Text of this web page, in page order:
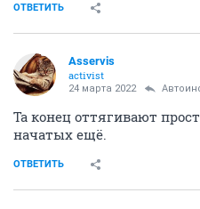
ОТВЕТИТЬ
Asservis
activist
24 марта 2022
Та конец оттягивают
начатых ещё.
ОТВЕТИТЬ